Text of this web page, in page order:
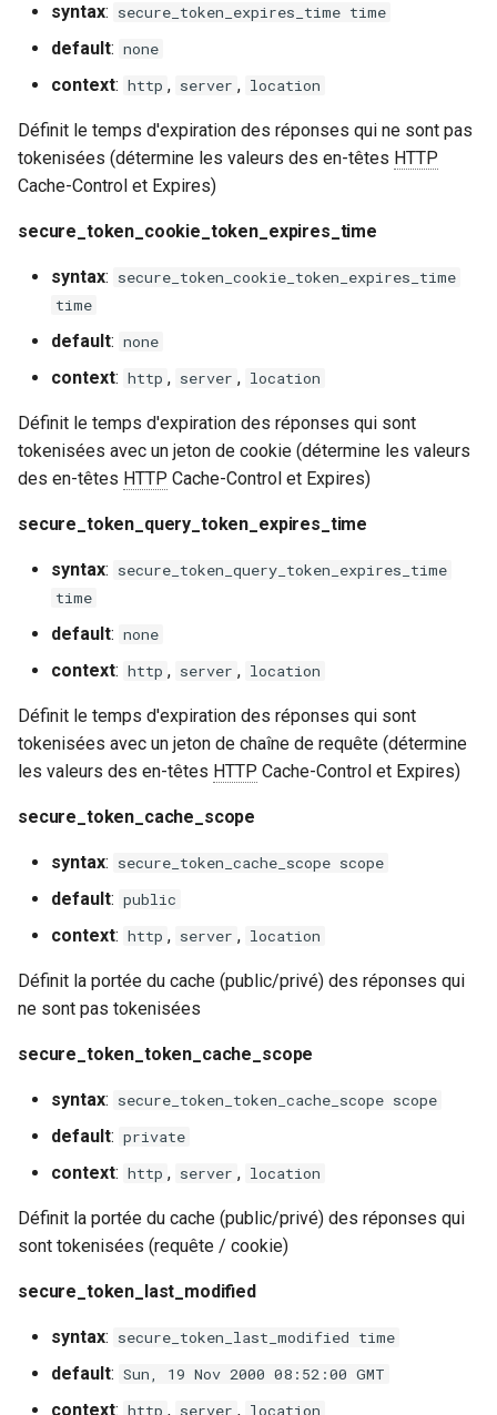
secure_token_encrypt_uri_key
secure_token_encrypt_uri_iv
Format de temps
Emballage HLS avec des
jetons Akamai
Emballage HDS avec des
jetons CloudFront
HLS chiffré avec sécurité
du jeton sur la clé de
chiffrement
Ajout de la sécurité du jeton
sur un flux HDS/HLS en
direct existant
GitHub
limit-rate
limit-traffic
locations
logger-socket
macaroons
mail
maxminddb
memcached
mlcache
murmurhash2
newrelic
ntlm
openidc
perf
prettycjson
pubsub
qless-web
syntax: secure_token_expires_time time
default: none
context: http , server , location
Définit le temps d'expiration des réponses qui ne sont pas
tokenisées (détermine les valeurs des en-têtes HTTP
Cache-Control et Expires)
secure_token_cookie_token_expires_time
syntax: secure_token_cookie_token_expires_time
time
default: none
context: http , server , location
Définit le temps d'expiration des réponses qui sont
tokenisées avec un jeton de cookie (détermine les valeurs
des en-têtes HTTP Cache-Control et Expires)
secure_token_query_token_expires_time
syntax: secure_token_query_token_expires_time
time
default: none
context: http , server , location
Définit le temps d'expiration des réponses qui sont
tokenisées avec un jeton de chaîne de requête (détermine
les valeurs des en-têtes HTTP Cache-Control et Expires)
secure_token_cache_scope
syntax: secure_token_cache_scope scope
default: public
context: http , server , location
Définit la portée du cache (public/privé) des réponses qui
ne sont pas tokenisées
secure_token_token_cache_scope
syntax: secure_token_token_cache_scope scope
default: private
context: http , server , location
Définit la portée du cache (public/privé) des réponses qui
sont tokenisées (requête / cookie)
secure_token_last_modified
syntax: secure_token_last_modified time
default: Sun, 19 Nov 2000 08:52:00 GMT
context: http , server , location